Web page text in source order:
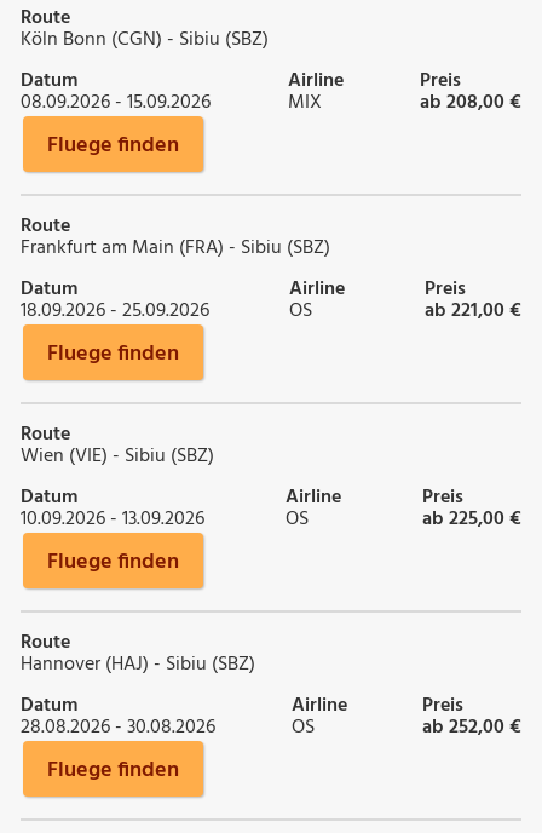
Route
Köln Bonn (CGN) - Sibiu (SBZ)
Datum
08.09.2026 - 15.09.2026
Airline
MIX
Preis
ab 208,00 €
Fluege finden
Route
Frankfurt am Main (FRA) - Sibiu (SBZ)
Datum
18.09.2026 - 25.09.2026
Airline
OS
Preis
ab 221,00 €
Fluege finden
Route
Wien (VIE) - Sibiu (SBZ)
Datum
10.09.2026 - 13.09.2026
Airline
OS
Preis
ab 225,00 €
Fluege finden
Route
Hannover (HAJ) - Sibiu (SBZ)
Datum
28.08.2026 - 30.08.2026
Airline
OS
Preis
ab 252,00 €
Fluege finden